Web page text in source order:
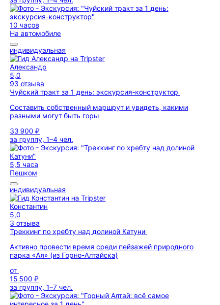
10 часов
На автомобиле
индивидуальная
Александр
5,0
93 отзыва
Чуйский тракт за 1 день: экскурсия-конструктор
Составить собственный маршрут и увидеть, какими
разными могут быть горы
33 900 ₽
за группу, 1–4 чел.
5,5 часа
Пешком
индивидуальная
Константин
5,0
3 отзыва
Треккинг по хребту над долиной Катуни
Активно провести время среди пейзажей природного
парка «Ая» (из Горно-Алтайска)
от
15 500 ₽
за группу, 1–7 чел.